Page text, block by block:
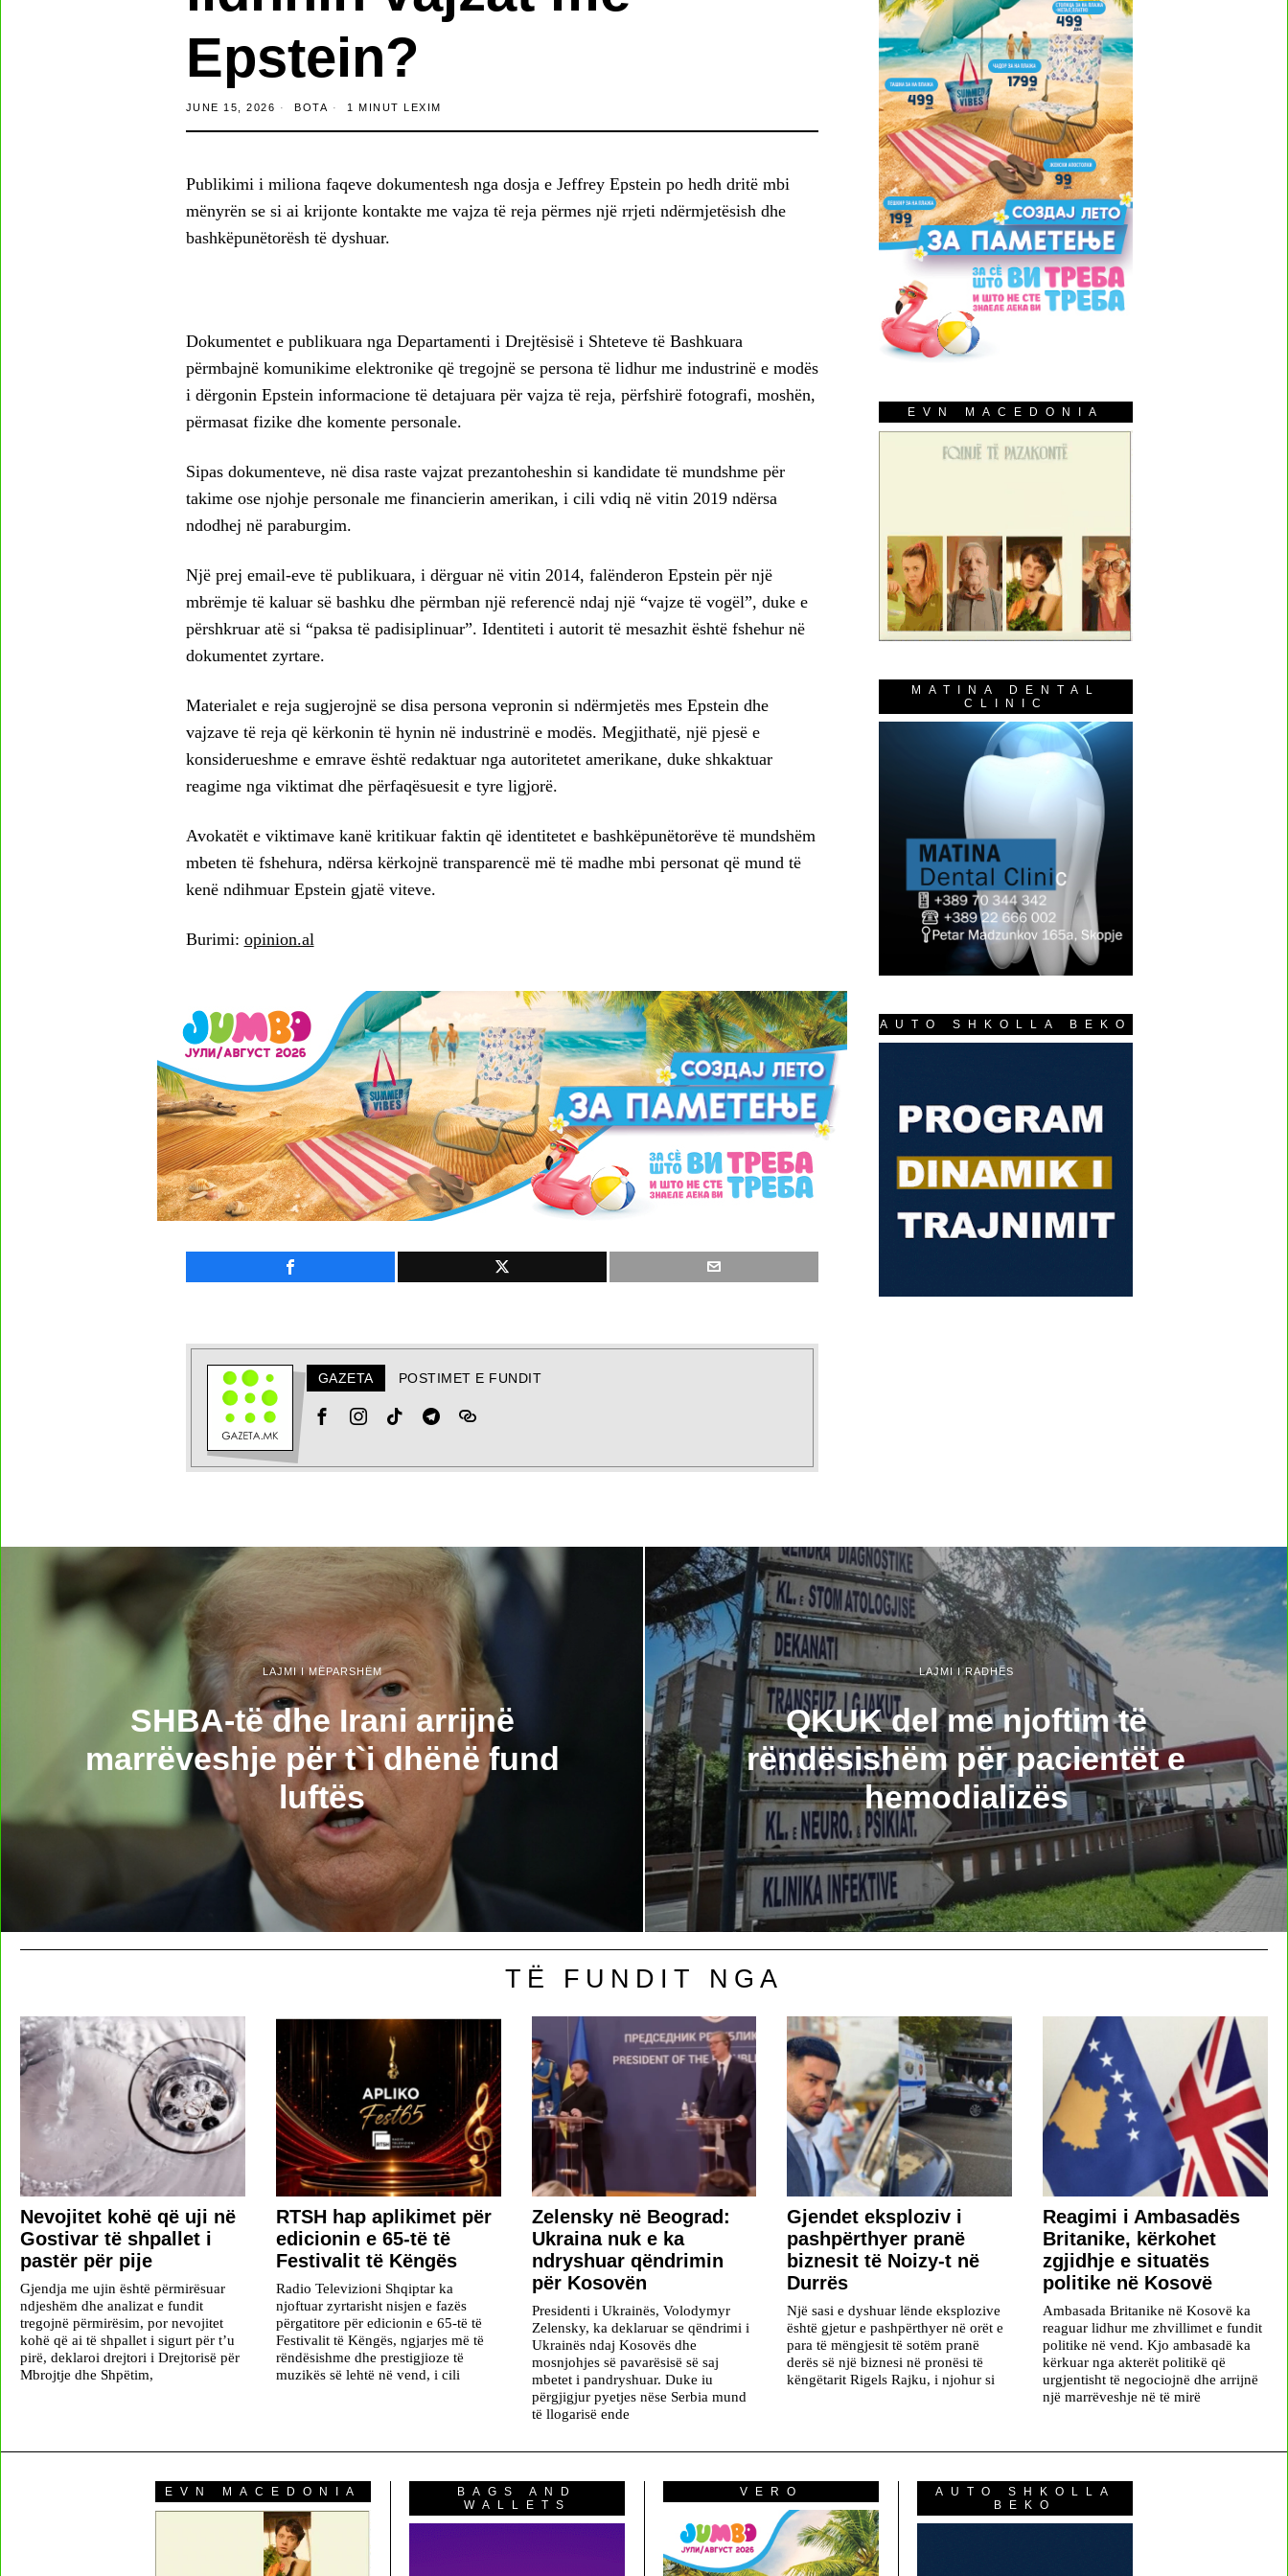
Epstein?
JUNE 15, 2026 BOTA 1 MINUT LEXIM
Publikimi i miliona faqeve dokumentesh nga dosja e Jeffrey Epstein po hedh dritë mbi
mënyrën se si ai krijonte kontakte me vajza të reja përmes një rrjeti ndërmjetësish dhe
bashkëpunëtorësh të dyshuar.
Dokumentet e publikuara nga Departamenti i Drejtësisë i Shteteve të Bashkuara
përmbajnë komunikime elektronike që tregojnë se persona të lidhur me industrinë e modës
i dërgonin Epstein informacione të detajuara për vajza të reja, përfshirë fotografi, moshën,
përmasat fizike dhe komente personale.
Sipas dokumenteve, në disa raste vajzat prezantoheshin si kandidate të mundshme për
takime ose njohje personale me financierin amerikan, i cili vdiq në vitin 2019 ndërsa
ndodhej në paraburgim.
Një prej email-eve të publikuara, i dërguar në vitin 2014, falënderon Epstein për një
mbrëmje të kaluar së bashku dhe përmban një referencë ndaj një “vajze të vogël”, duke e
përshkruar atë si “paksa të padisiplinuar”. Identiteti i autorit të mesazhit është fshehur në
dokumentet zyrtare.
Materialet e reja sugjerojnë se disa persona vepronin si ndërmjetës mes Epstein dhe
vajzave të reja që kërkonin të hynin në industrinë e modës. Megjithatë, një pjesë e
konsiderueshme e emrave është redaktuar nga autoritetet amerikane, duke shkaktuar
reagime nga viktimat dhe përfaqësuesit e tyre ligjorë.
Avokatët e viktimave kanë kritikuar faktin që identitetet e bashkëpunëtorëve të mundshëm
mbeten të fshehura, ndërsa kërkojnë transparencë më të madhe mbi personat që mund të
kenë ndihmuar Epstein gjatë viteve.
Burimi: opinion.al
GAZETA POSTIMET E FUNDIT
EVN MACEDONIA
MATINA DENTAL
CLINIC
AUTO SHKOLLA BEKO
LAJMI I MËPARSHËM
SHBA-të dhe Irani arrijnë
marrëveshje për t`i dhënë fund
luftës
LAJMI I RADHËS
QKUK del me njoftim të
rëndësishëm për pacientët e
hemodializës
TË FUNDIT NGA
Nevojitet kohë që uji në
Gostivar të shpallet i
pastër për pije
Gjendja me ujin është përmirësuar
ndjeshëm dhe analizat e fundit
tregojnë përmirësim, por nevojitet
kohë që ai të shpallet i sigurt për t’u
pirë, deklaroi drejtori i Drejtorisë për
Mbrojtje dhe Shpëtim,
RTSH hap aplikimet për
edicionin e 65-të të
Festivalit të Këngës
Radio Televizioni Shqiptar ka
njoftuar zyrtarisht nisjen e fazës
përgatitore për edicionin e 65-të të
Festivalit të Këngës, ngjarjes më të
rëndësishme dhe prestigjioze të
muzikës së lehtë në vend, i cili
Zelensky në Beograd:
Ukraina nuk e ka
ndryshuar qëndrimin
për Kosovën
Presidenti i Ukrainës, Volodymyr
Zelensky, ka deklaruar se qëndrimi i
Ukrainës ndaj Kosovës dhe
mosnjohjes së pavarësisë së saj
mbetet i pandryshuar. Duke iu
përgjigjur pyetjes nëse Serbia mund
të llogarisë ende
Gjendet eksploziv i
pashpërthyer pranë
biznesit të Noizy-t në
Durrës
Një sasi e dyshuar lënde eksplozive
është gjetur e pashpërthyer në orët e
para të mëngjesit të sotëm pranë
derës së një biznesi në pronësi të
këngëtarit Rigels Rajku, i njohur si
​Reagimi i Ambasadës
Britanike, kërkohet
zgjidhje e situatës
politike në Kosovë
Ambasada Britanike në Kosovë ka
reaguar lidhur me zhvillimet e fundit
politike në vend. Kjo ambasadë ka
kërkuar nga akterët politikë që
urgjentisht të negociojnë dhe arrijnë
një marrëveshje në të mirë
EVN MACEDONIA
BAGS AND
WALLETS
VERO
AUTO SHKOLLA
BEKO